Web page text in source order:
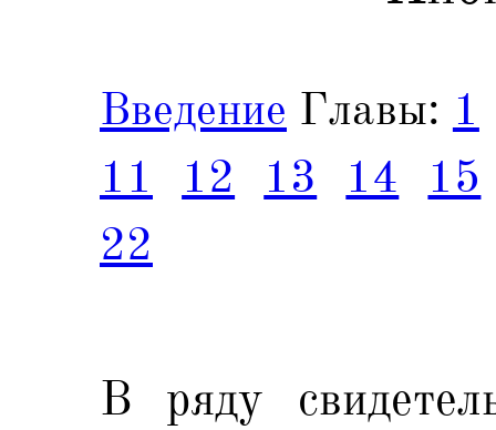
Введение Главы: 1
11
12 13 14
15
22
В ряду